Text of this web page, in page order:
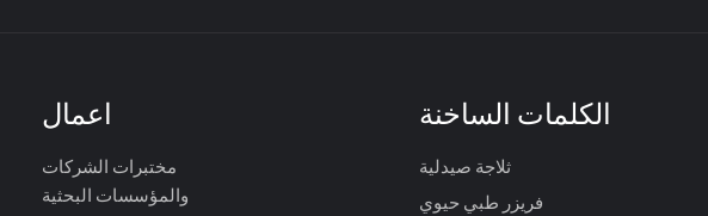
اعمال
مختبرات الشركات
والمؤسسات البحثية
الكلمات الساخنة
ثلاجة صيدلية
فريزر طبي حيوي